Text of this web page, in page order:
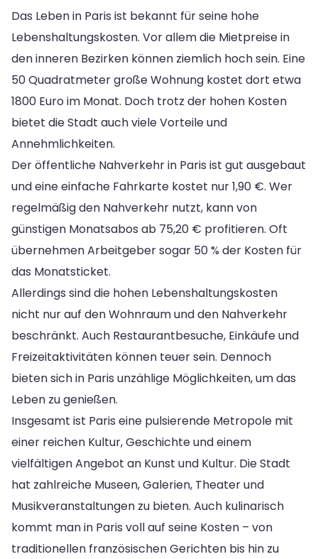
Das Leben in Paris ist bekannt für seine hohe
Lebenshaltungskosten. Vor allem die Mietpreise in
den inneren Bezirken können ziemlich hoch sein. Eine
50 Quadratmeter große Wohnung kostet dort etwa
1800 Euro im Monat. Doch trotz der hohen Kosten
bietet die Stadt auch viele Vorteile und
Annehmlichkeiten.
Der öffentliche Nahverkehr in Paris ist gut ausgebaut
und eine einfache Fahrkarte kostet nur 1,90 €. Wer
regelmäßig den Nahverkehr nutzt, kann von
günstigen Monatsabos ab 75,20 € profitieren. Oft
übernehmen Arbeitgeber sogar 50 % der Kosten für
das Monatsticket.
Allerdings sind die hohen Lebenshaltungskosten
nicht nur auf den Wohnraum und den Nahverkehr
beschränkt. Auch Restaurantbesuche, Einkäufe und
Freizeitaktivitäten können teuer sein. Dennoch
bieten sich in Paris unzählige Möglichkeiten, um das
Leben zu genießen.
Insgesamt ist Paris eine pulsierende Metropole mit
einer reichen Kultur, Geschichte und einem
vielfältigen Angebot an Kunst und Kultur. Die Stadt
hat zahlreiche Museen, Galerien, Theater und
Musikveranstaltungen zu bieten. Auch kulinarisch
kommt man in Paris voll auf seine Kosten – von
traditionellen französischen Gerichten bis hin zu